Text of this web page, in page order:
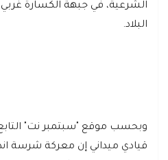
الشرعية، في جبهة الكسارة
البلاد.
وبحسب موقع "سبتمبر نت" التابع
قيادي ميداني إن معركة شرسة